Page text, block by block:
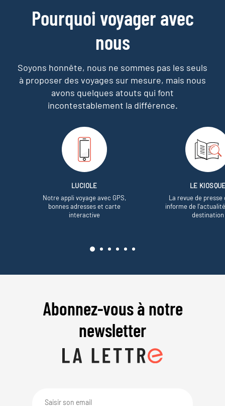
Pourquoi voyager avec
nous
Soyons honnête, nous ne sommes pas les seuls
à proposer des voyages sur mesure, mais nous
avons quelques atouts qui font
incontestablement la différence.
LUCIOLE
Notre appli voyage avec GPS,
bonnes adresses et carte
interactive
LE
La revue de presse
informe de
destination
Abonnez-vous à notre
newsletter